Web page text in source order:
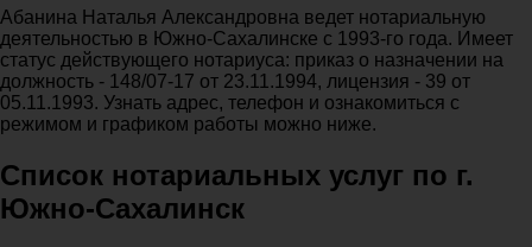
Абанина Наталья Александровна ведет нотариальную
деятельностью в Южно-Сахалинске с 1993-го года. Имеет
статус действующего нотариуса: приказ о назначении на
должность - 148/07-17 от 23.11.1994, лицензия - 39 от
05.11.1993. Узнать адрес, телефон и ознакомиться с
режимом и графиком работы можно ниже.
Список нотариальных услуг по г.
Южно-Сахалинск